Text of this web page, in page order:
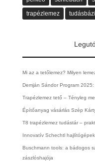
trapézlemez
Mi az a tetőlemez? Milyen
Demján Sándor Program
Trapézlemez tető – Tényleg
Építőanyag vásárlás Szép
T8 trapézlemez tudástár –
Innovatív Schechtl
Buschmann tools: a bádogos
zászlóshajója